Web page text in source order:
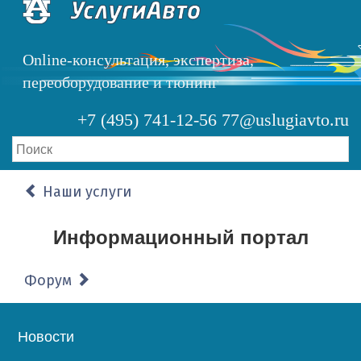
Перейти
содержанию
Online-консультация, экспертиза,
переоборудование и тюнинг
+7 (495) 741-12-56 77@uslugiavto.ru
Наши услуги
Информационный портал
Форум
Основная
Новости